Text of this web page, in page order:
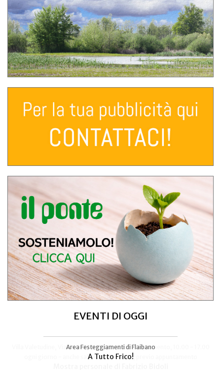
EVENTI DI OGGI
Area Festeggiamenti di Flaibano
A Tutto Frico!
Talmassons
FestInPiazza